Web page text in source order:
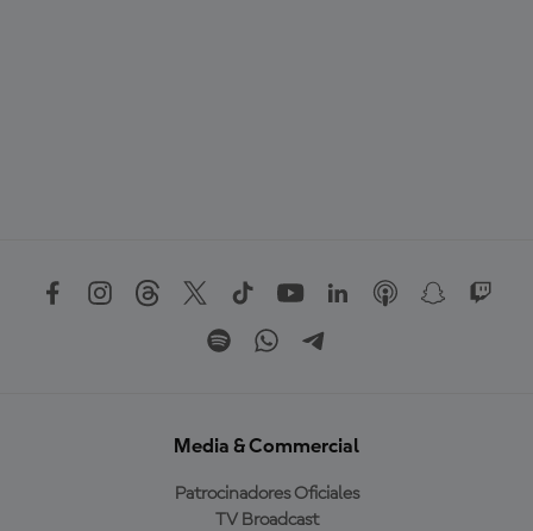
Media & Commercial
Patrocinadores Oficiales
TV Broadcast